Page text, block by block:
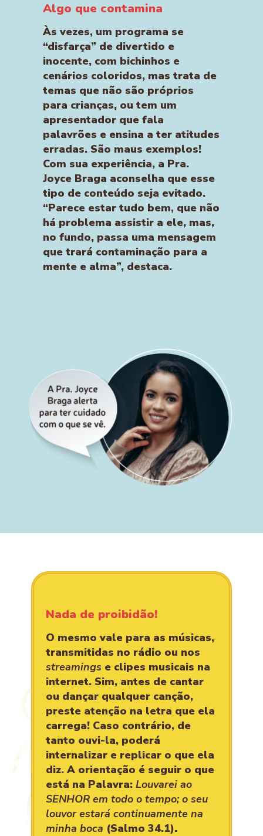
Algo que contamina
Às vezes, um programa se
“disfarça” de divertido e
inocente, com bichinhos e
cenários coloridos, mas trata de
temas que não são próprios
para crianças, ou tem um
apresentador que fala
palavrões e ensina a ter atitudes
erradas. São maus exemplos!
Com sua experiência, a Pra.
Joyce Braga aconselha que esse
tipo de conteúdo seja evitado.
“Parece estar tudo bem, que não
há problema assistir a ele, mas,
no fundo, passa uma mensagem
que trará contaminação para a
mente e alma”, destaca.
Nada de proibidão!
O mesmo vale para as músicas,
transmitidas no rádio ou nos
streamings e clipes musicais na
internet. Sim, antes de cantar
ou dançar qualquer canção,
preste atenção na letra que ela
carrega! Caso contrário, de
tanto ouvi-la, poderá
internalizar e replicar o que ela
diz. A orientação é seguir o que
está na Palavra: Louvarei ao
SENHOR em todo o tempo; o seu
louvor estará continuamente na
minha boca (Salmo 34.1).